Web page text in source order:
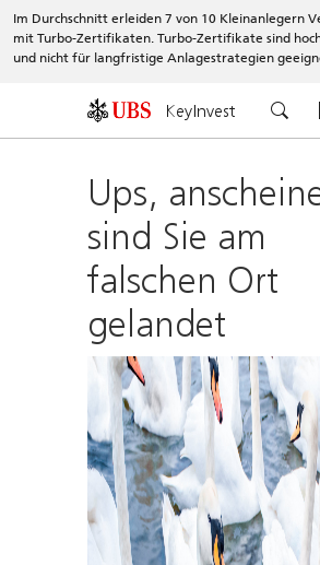
Im Durchschnitt erleiden 7 von 10 Kleinanlegern
mit Turbo-Zertifikaten. Turbo-Zertifikate sind
und nicht für langfristige Anlagestrategien
KeyInvest
Ups,
sind Sie am
falschen Ort
gelandet